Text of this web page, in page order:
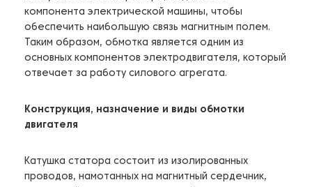
компонента электрической машины, чтобы
обеспечить наибольшую связь магнитным полем.
Таким образом, обмотка является одним из
основных компонентов электродвигателя, который
отвечает за работу силового агрегата.
Конструкция, назначение и виды обмотки
двигателя
Катушка статора состоит из изолированных
проводов, намотанных на магнитный сердечник,